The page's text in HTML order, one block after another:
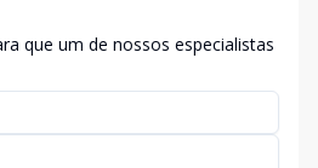
que um de nossos especialistas